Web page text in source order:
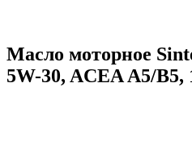
Масло моторное
5W-30, ACEA A5/B5,